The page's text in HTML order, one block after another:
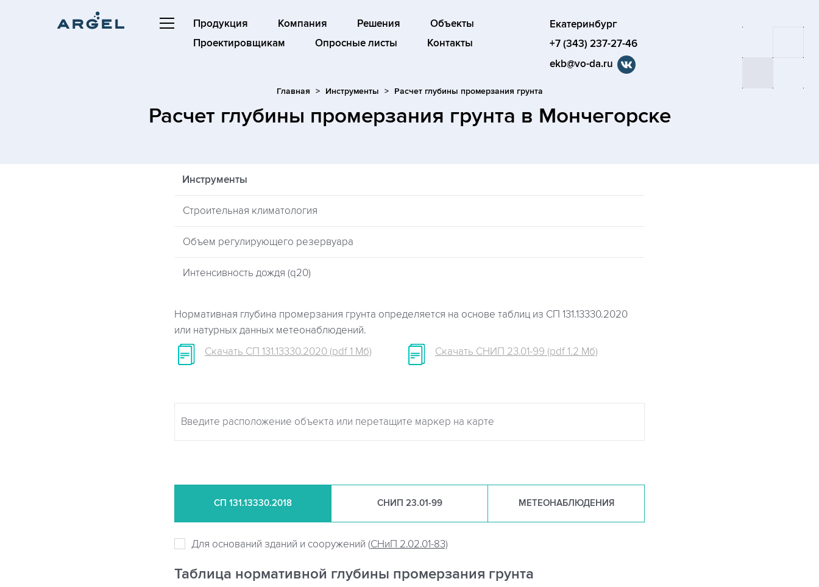
Продукция Компания Решения
Объекты
Проектировщикам
Опросные листы Контакты
Екатеринбург
+7 (343) 237-27-46
ekb@vo-da.ru
Главная Инструменты Расчет глубины промерзания грунта
Расчет глубины промерзания грунта в Мончегорске
Инструменты
Строительная климатология
Объем регулирующего резервуара
Интенсивность дождя (q20)
Нормативная глубина промерзания грунта определяется на основе таблиц из СП 131.13330.2020
или натурных данных метеонаблюдений.
Скачать СП 131.13330.2020 (pdf 1 Мб)
Скачать СНИП 23.01-99 (pdf 1.2 Мб)
СП 131.13330.2018 СНИП 23.01-99 МЕТЕОНАБЛЮДЕНИЯ
Для оснований зданий и сооружений (СНиП 2.02.01-83)
Таблица нормативной глубины промерзания грунта